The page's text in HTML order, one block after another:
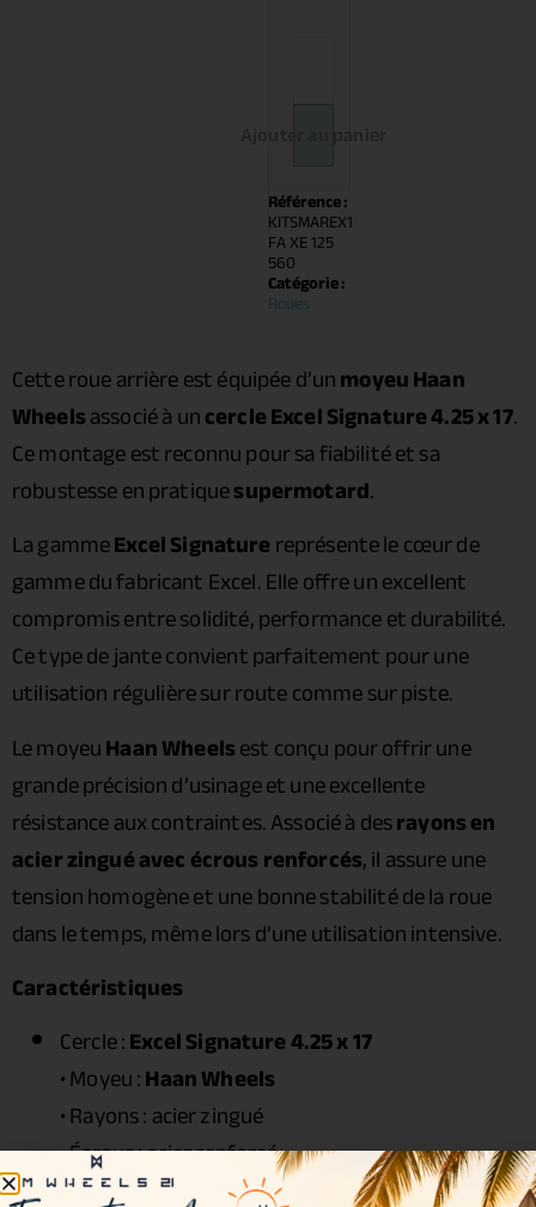
Référence :
KITSMAREX1
FA XE 125
560
Catégorie :
Roues
Cette roue arrière est équipée d’unmoyeu Haan
Wheelsassocié à uncercle Excel Signature 4.25 x 17.
Ce montage est reconnu pour sa fiabilité et sa
robustesse en pratiquesupermotard.
La gammeExcel Signaturereprésente le cœur de
gamme du fabricant Excel. Elle offre un excellent
compromis entre solidité, performance et durabilité.
Ce type de jante convient parfaitement pour une
utilisation régulière sur route comme sur piste.
Le moyeuHaan Wheelsest conçu pour offrir une
grande précision d’usinage et une excellente
résistance aux contraintes. Associé à desrayons en
acier zingué avec écrous renforcés, il assure une
tension homogène et une bonne stabilité de la roue
dans le temps, même lors d’une utilisation intensive.
Caractéristiques
Cercle :Excel Signature 4.25 x 17
• Moyeu :Haan Wheels
• Rayons : acier zingué
• Écrous : acier renforcé
• Roulements : inclus